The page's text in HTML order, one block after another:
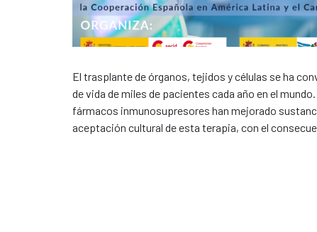
​El trasplante de órganos, tejidos y células se ha
de vida de miles de pacientes cada año en el
fármacos inmunosupresores han mejorado
aceptación cultural de esta terapia, con el